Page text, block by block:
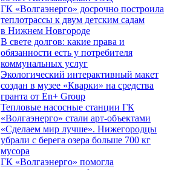
ГК «Волгаэнерго» досрочно построила
теплотрассы к двум детским садам
в Нижнем Новгороде
В свете долгов: какие права и
обязанности есть у потребителя
коммунальных услуг
Экологический интерактивный макет
создан в музее «Кварки» на средства
гранта от En+ Group
Тепловые насосные станции ГК
«Волгаэнерго» стали арт-объектами
«Сделаем мир лучше». Нижегородцы
убрали с берега озера больше 700 кг
мусора
ГК «Волгаэнерго» помогла